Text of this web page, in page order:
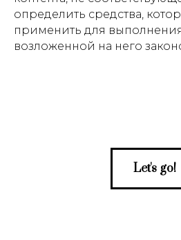
определить средства,
применить для
возложенной на него
Let's go!